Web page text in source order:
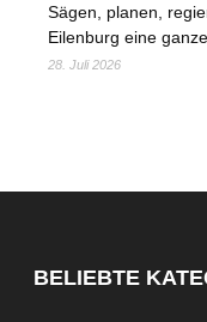
Sägen, planen,
Eilenburg eine
28. Juli 2026
BELIEBTE